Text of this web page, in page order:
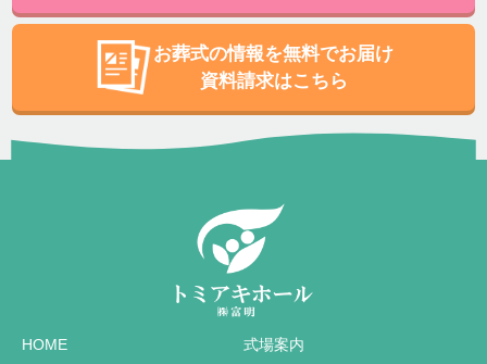
お葬式の情報を無料でお届け
資料請求はこちら
HOME
式場案内